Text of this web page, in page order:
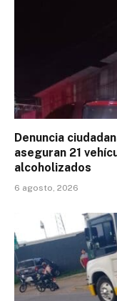
Denuncia
aseguran 21
alcoholizados
6 agosto, 2026